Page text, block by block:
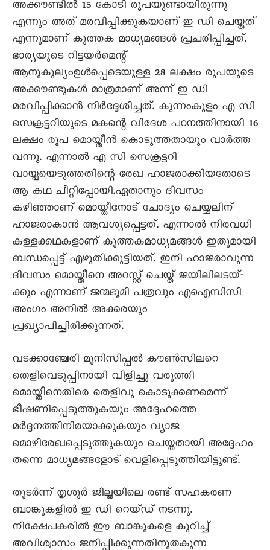
അക്കൗണ്ടിൽ 15 കോടി രൂപയുണ്ടായിരുന്നു
എന്നും അത് മരവിപ്പിക്കുകയാണ് ഇ ഡി ചെയ്തത്
എന്നുമാണ് കുത്തക മാധ്യമങ്ങൾ പ്രചരിപ്പിച്ചത്.
ഭാര്യയുടെ റിട്ടയർമെന്റ്
ആനുകൂല്യംഉൾപ്പെടെയുള്ള 28 ലക്ഷം രൂപയുടെ
അക്കൗണ്ടുകൾ മാത്രമാണ് അന്ന് ഇ ഡി
മരവിപ്പിക്കാൻ നിർദ്ദേശിച്ചത്. കുന്നംകുളം എ സി
സെക്രട്ടറിയുടെ മകന്റെ വിദേശ പഠനത്തിനായി 16
ലക്ഷം രൂപ മൊയ്തീൻ കൊടുത്തതായും വാർത്ത
വന്നു. എന്നാൽ എ സി സെക്രട്ടറി
വായ്പയെടുത്തതിന്റെ രേഖ ഹാജരാക്കിയതോടെ
ആ കഥ ചീറ്റിപ്പോയി.ഏതാനും ദിവസം
കഴിഞ്ഞാണ് മൊയ്തീനോട് ചോദ്യം ചെയ്യലിന്
ഹാജരാകാൻ ആവശ്യപ്പെട്ടത്. എന്നാൽ നിരവധി
കള്ളക്കഥകളാണ് കുത്തകമാധ്യമങ്ങൾ ഇതുമായി
ബന്ധപ്പെട്ട് എഴുതിക്കൂട്ടിയത്. ഇനി ഹാജരാവുന്ന
ദിവസം മൊയ്തീനെ അറസ്റ്റ് ചെയ്ത് ജയിലിലടയ്-
ക്കും എന്നാണ് ജന്മഭൂമി പത്രവും എഐസിസി
അംഗം അനിൽ അക്കരയും
പ്രഖ്യാപിച്ചിരിക്കുന്നത്.
വടക്കാഞ്ചേരി മുനിസിപ്പൽ കൗൺസിലറെ
തെളിവെടുപ്പിനായി വിളിച്ചു വരുത്തി
മൊയ്തീനെതിരെ തെളിവു കൊടുക്കണമെന്ന്
ഭീഷണിപ്പെടുത്തുകയും അദ്ദേഹത്തെ
മർദ്ദനത്തിനിരയാക്കുകയും വ്യാജ
മൊഴിരേഖപ്പെടുത്തുകയും ചെയ്തതായി അദ്ദേഹം
തന്നെ മാധ്യമങ്ങളോട് വെളിപ്പെടുത്തിയിട്ടുണ്ട്.
തുടർന്ന് തൃശൂർ ജില്ലയിലെ രണ്ട് സഹകരണ
ബാങ്കുകളിൽ ഇ ഡി റെയ്ഡ് നടന്നു.
നിക്ഷേപകരിൽ ഈ ബാങ്കുകളെ കുറിച്ച്
അവിശ്വാസം ജനിപ്പിക്കുന്നതിനുതകുന്ന